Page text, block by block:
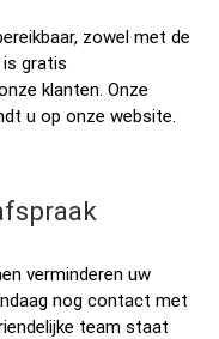
zowel met de
gratis
klanten. Onze
u op onze website.
verminderen uw
nog contact met
team staat